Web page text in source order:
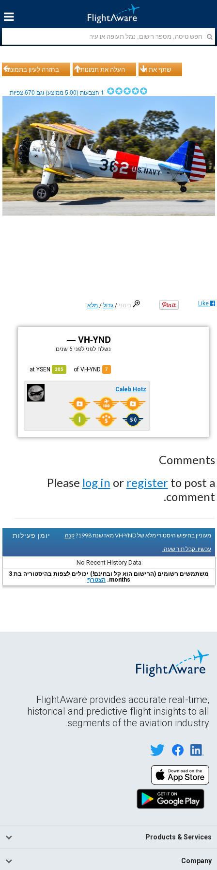
בחזרה לעיון בתמונות העלה את תמונותיך שתף את זה
1 הצבעות (5.00ממוצע) וגם 670צפיות
בינוני /גדול /מלא Like
VH-YND —
נשלח לפני לפני 6 שנים
7
305
YSEN
Caleb Hotz
Comments
Please log in or registerto post a
comment.
יומן פעילות מעוניין בחיפוש היסטורי מלא של VH-YND מאז שנת 1998?
קנה
עכשיו. קבל תוך שעה.
No Recent History Data
משתמשים רשומים (הרישום הוא קל ובחינם!) יכולים לצפות בהיסטוריה בת 3
months. הצטרף
FlightAware provides accurate real-time,
historical and predictive flight insights to all
segments of the aviation industry.
Products & Services
Company